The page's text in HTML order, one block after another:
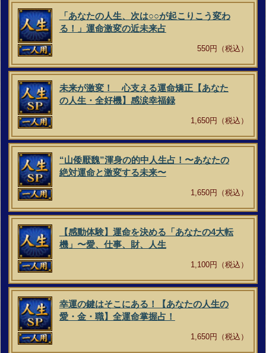
「あなたの人生、次は○○が起こりこう変わ
る！」運命激変の近未来占
550円（税込）
未来が激変！ 心支える運命矯正【あなた
の人生・全好機】感涙幸福録
1,650円（税込）
“山倭厭魏”渾身の的中人生占！〜あなたの
絶対運命と激変する未来〜
1,650円（税込）
【感動体験】運命を決める「あなたの4大転
機」〜愛、仕事、財、人生
1,100円（税込）
幸運の鍵はそこにある！【あなたの人生の
愛・金・職】全運命掌握占！
1,650円（税込）